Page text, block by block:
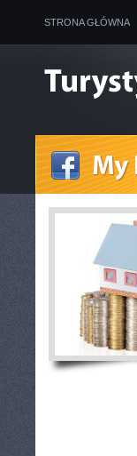
STRONA GŁÓWNA